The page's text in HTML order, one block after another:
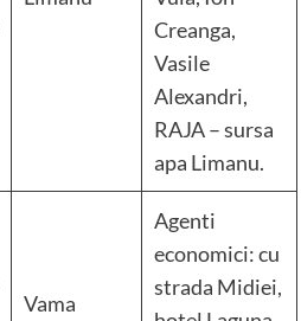
Creanga,
Vasile
Alexandri,
RAJA – sursa
apa Limanu.
Vama
Agenti
economici: cu
strada Midiei,